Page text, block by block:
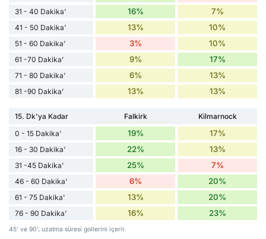
31 - 40 Dakika' 16% 7%
41 - 50 Dakika' 13% 10%
51 - 60 Dakika' 3% 10%
61 -70 Dakika' 9% 17%
71 - 80 Dakika' 6% 13%
81 -90 Dakika' 13% 13%
15. Dk'ya Kadar Falkirk
Kilmarnock
0 - 15 Dakika'
19% 17%
16 - 30 Dakika' 22% 13%
31 -45 Dakika' 25% 7%
46 - 60 Dakika' 6% 20%
61 - 75 Dakika' 13% 20%
76 - 90 Dakika' 16% 23%
45' ve 90', uzatma süresi gollerini içerir.